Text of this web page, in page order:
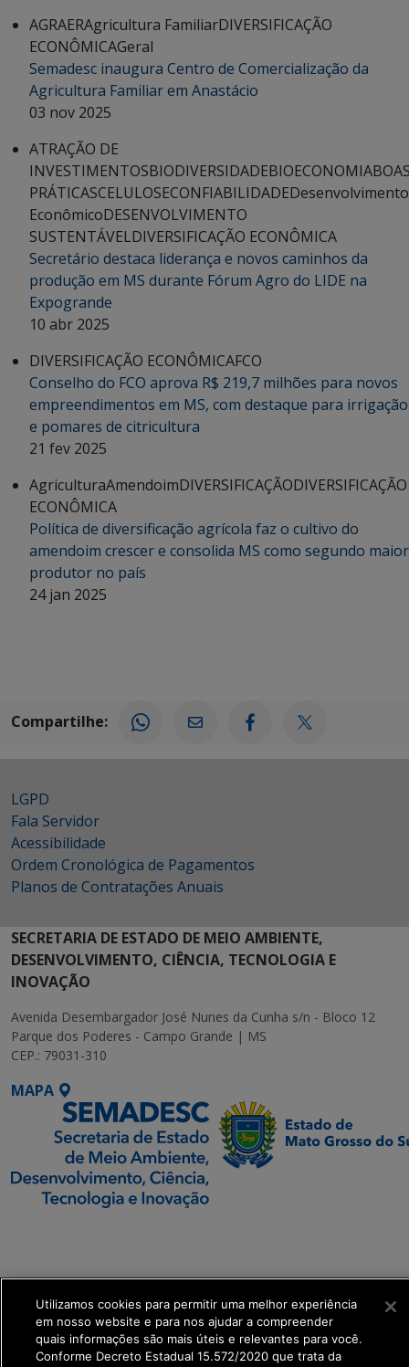
AGRAERAgricultura FamiliarDIVERSIFICAÇÃO
ECONÔMICAGeral
Semadesc inaugura Centro de Comercialização da
Agricultura Familiar em Anastácio
03 nov 2025
ATRAÇÃO DE
INVESTIMENTOSBIODIVERSIDADEBIOECONOMIA
PRÁTICASCELULOSECONFIABILIDADEDesenvolvimento
EconômicoDESENVOLVIMENTO
SUSTENTÁVELDIVERSIFICAÇÃO ECONÔMICA
Secretário destaca liderança e novos caminhos da
produção em MS durante Fórum Agro do LIDE na
Expogrande
10 abr 2025
DIVERSIFICAÇÃO ECONÔMICAFCO
Conselho do FCO aprova R$ 219,7 milhões para novos
empreendimentos em MS, com destaque para irrigação
e pomares de citricultura
21 fev 2025
AgriculturaAmendoimDIVERSIFICAÇÃODIVERSIFICAÇÃO
ECONÔMICA
Política de diversificação agrícola faz o cultivo do
amendoim crescer e consolida MS como segundo maior
produtor no país
24 jan 2025
Compartilhe:
LGPD
Fala Servidor
Acessibilidade
Ordem Cronológica de Pagamentos
Planos de Contratações Anuais
SECRETARIA DE ESTADO DE MEIO AMBIENTE,
DESENVOLVIMENTO, CIÊNCIA, TECNOLOGIA E
INOVAÇÃO
Avenida Desembargador José Nunes da Cunha s/n - Bloco 12
Parque dos Poderes - Campo Grande | MS
CEP.: 79031-310
MAPA
Transformação Digital
get_footer();
Utilizamos cookies para permitir uma melhor experiência
em nosso website e para nos ajudar a compreender
quais informações são mais úteis e relevantes para você.
Conforme Decreto Estadual 15.572/2020 que trata da